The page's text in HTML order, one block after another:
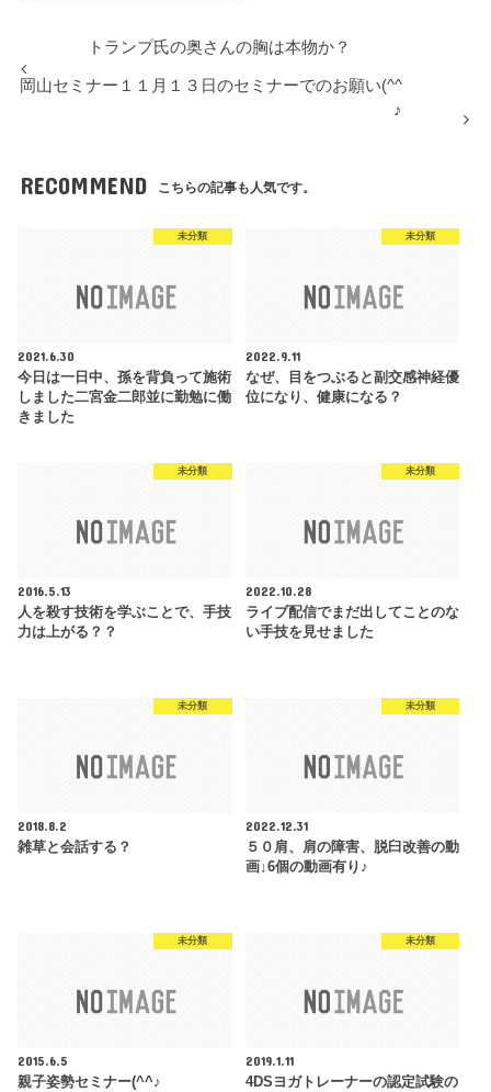
トランプ氏の奥さんの胸は本物か？
岡山セミナー１１月１３日のセミナーでのお願い(^^
♪
RECOMMEND こちらの記事も人気です。
未分類
2021.6.30
今日は一日中、孫を背負って施術
しました二宮金二郎並に勤勉に働
きました
未分類
2022.9.11
なぜ、目をつぶると副交感神経優
位になり、健康になる？
未分類
2016.5.13
人を殺す技術を学ぶことで、手技
力は上がる？？
未分類
2022.10.28
ライブ配信でまだ出してことのな
い手技を見せました
未分類
2018.8.2
雑草と会話する？
未分類
2022.12.31
５０肩、肩の障害、脱臼改善の動
画↓6個の動画有り♪
未分類
2015.6.5
親子姿勢セミナー(^^♪
未分類
2019.1.11
4DSヨガトレーナーの認定試験の